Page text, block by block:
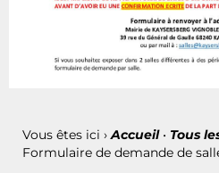
Vous êtes ici › Accueil• Tous
Formulaire de demande de